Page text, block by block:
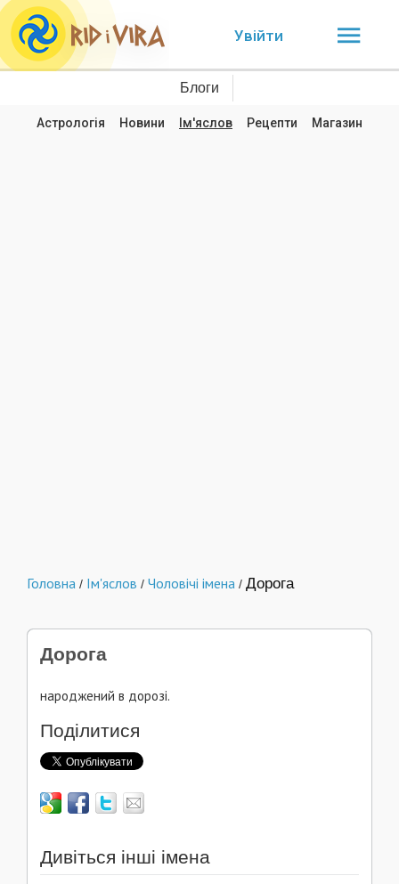
Увійти
Блоги
Астрологія Новини Ім'яслов Рецепти Магазин
Головна / Ім'яслов / Чоловічі імена / Дорога
Дорога
народжений в дорозі.
Поділитися
Дивіться інші імена